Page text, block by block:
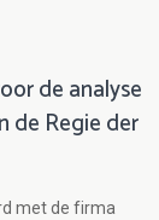
de analyse
de Regie der
met de firma